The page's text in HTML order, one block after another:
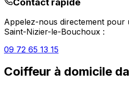
Appelez-nous directement pour
Saint-Nizier-le-Bouchoux :
09 72 65 13 15
Coiffeur à domicile